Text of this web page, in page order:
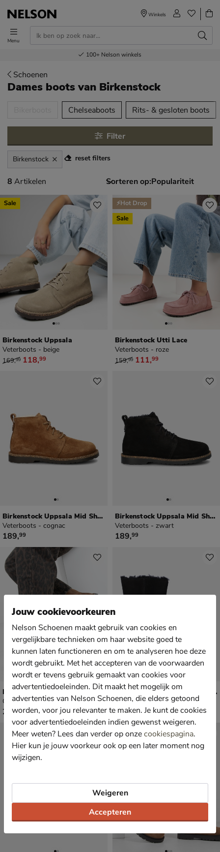
Menu
Winkels
Voor 23.00u besteld,volgende dag in huis
Gratisverzending en retour
Bestel nu,betaal later
100+ Nelson winkels
Schoenen
Dames bootsvan Birkenstock
Chelseaboots Rits- & gesloten boots
Filter
Birkenstock reset filters
8 artikelen
8 Artikelen Sorteren op:
Birkenstock Uppsala
Veterboots - beige
van € 169,99 voor € 118,99
169,99 118,99
Sale
Birkenstock Utti Lace
Veterboots - roze
van € 159,99 voor € 111,99
159,99 111,99
⚡Hot Drop
Sale
Birkenstock Uppsala Mid Shearling
Veterboots - cognac
€ 189,99
189,99
Birkenstock Uppsala Mid Shearling
Veterboots - zwart
€ 189,99
189,99
Birkenstock Uppsala Zip Shearling
Gevoerde boots - cognac
€ 209,99
209,99
Birkenstock Uppsala Zip Shearling
Gevoerde boots - zwart
€ 209,99
209,99
Jouw cookievoorkeuren
Nelson Schoenen maakt gebruik van cookies en
vergelijkbare technieken om haar website goed te
kunnen laten functioneren en om te analyseren hoe deze
wordt gebruikt. Met het accepteren van de voorwaarden
wordt er tevens gebruik gemaakt van cookies voor
advertentiedoeleinden. Dit maakt het mogelijk om
advertenties van Nelson Schoenen, die elders getoond
worden, voor jou relevanter te maken. Je kunt de cookies
voor advertentiedoeleinden indien gewenst weigeren.
Meer weten? Lees dan verder op onzecookiespagina.
Hier kun je jouw voorkeur ook op een later moment nog
wijzigen.
Accepteren
Weigeren